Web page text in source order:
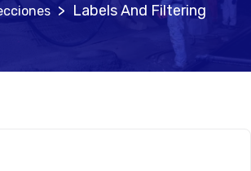
> Labels And Filtering